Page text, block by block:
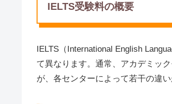
IELTS受験料の概要
IELTS（International English
て異なります。通常、アカデミッ
が、各センターによって若干の違